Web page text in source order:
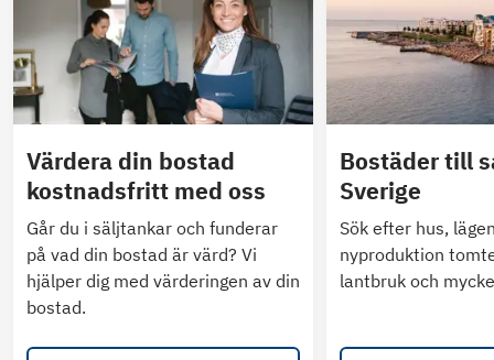
Värdera din bostad
kostnadsfritt med oss
Går du i säljtankar och funderar
på vad din bostad är värd? Vi
hjälper dig med värderingen av din
bostad.
Bostäder till
Sverige
Sök efter hus,
nyproduktion
lantbruk och